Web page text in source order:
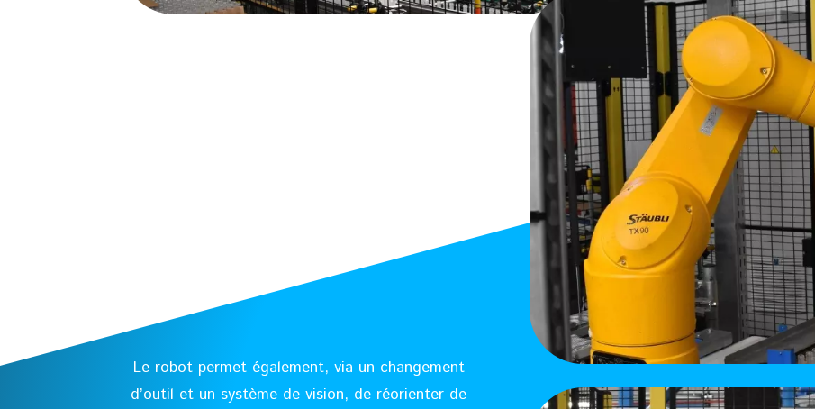
Le robot permet également, via un changement
d’outil et un système de vision, de réorienter de